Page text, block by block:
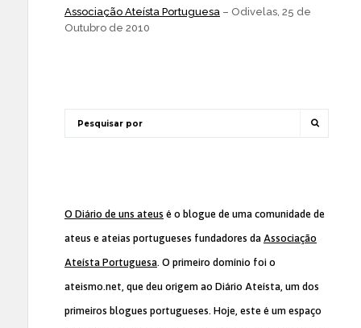
Associação Ateísta Portuguesa – Odivelas, 25 de
Outubro de 2010
O Diário de uns ateus é o blogue de uma comunidade de
ateus e ateias portugueses fundadores da Associação
Ateísta Portuguesa. O primeiro domínio foi o
ateismo.net, que deu origem ao Diário Ateísta, um dos
primeiros blogues portugueses. Hoje, este é um espaço